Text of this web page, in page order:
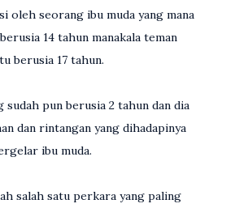
oleh seorang ibu muda yang mana
14 tahun manakala teman
berusia 17 tahun.
sudah pun berusia 2 tahun dan dia
dan rintangan yang dihadapinya
ibu muda.
salah satu perkara yang paling